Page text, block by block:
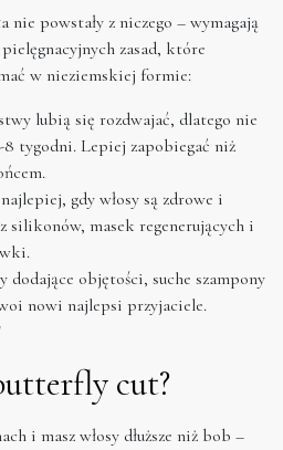
nie powstały z niczego – wymagają
zasad, które
w nieziemskiej formie:
lubią się rozdwajać, dlatego nie
tygodni. Lepiej zapobiegać niż
gdy włosy są zdrowe i
silikonów, masek regenerujących i
dodające objętości, suche szampony
nowi najlepsi przyjaciele.
cut?
i masz włosy dłuższe niż bob –